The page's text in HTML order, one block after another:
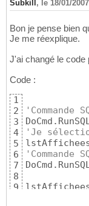
Subkill , le 18/01/
Bon je pense bien
Je me réexplique.
J'ai changé le code
Code :
1
2
3
4
5
6
7
8
9
'Je